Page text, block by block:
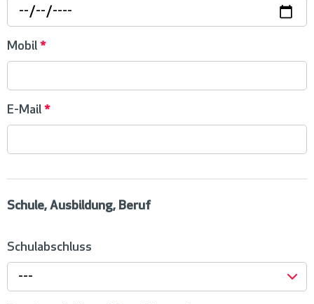
Mobil *
E-Mail *
Schule, Ausbildung, Beruf
Schulabschluss
---